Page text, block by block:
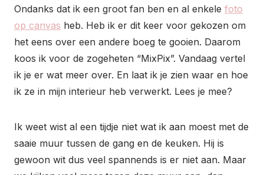
Ondanks dat ik een groot fan ben en al enkele foto
op canvas heb. Heb ik er dit keer voor gekozen om
het eens over een andere boeg te gooien. Daarom
koos ik voor de zogeheten “MixPix”. Vandaag vertel
ik je er wat meer over. En laat ik je zien waar en hoe
ik ze in mijn interieur heb verwerkt. Lees je mee?
Ik weet wist al een tijdje niet wat ik aan moest met de
saaie muur tussen de gang en de keuken. Hij is
gewoon wit dus veel spannends is er niet aan. Maar